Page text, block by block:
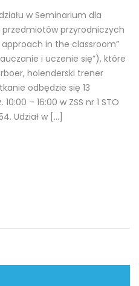
w Seminarium dla
przyrodniczych
in the classroom”
i uczenie się”), które
holenderski trener
odbędzie się 13
– 16:00 w ZSS nr 1 STO
Udział w […]